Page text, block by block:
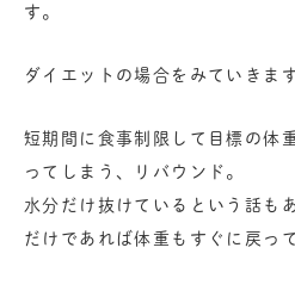
す。
ダイエットの場合をみていきます
短期間に食事制限して目標の体
ってしまう、リバウンド。
水分だけ抜けているという話も
だけであれば体重もすぐに戻っ